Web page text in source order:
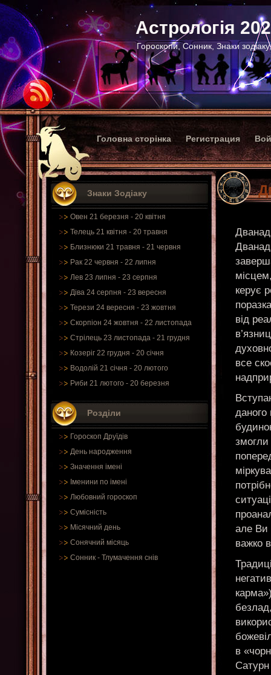
Астрологія
Гороскопи, Сонник, Знаки
Головна сторінка Регистрация
Знаки Зодіаку
Овен 21 березня - 20 квітня
Телець 21 квітня - 20 травня
Близнюки 21 травня - 21 червня
Рак 22 червня - 22 липня
Лев 23 липня - 23 серпня
Діва 24 серпня - 23 вересня
Терези 24 вересня - 23 жовтня
Скорпіон 24 жовтня - 22 листопада
Стрілець 23 листопада - 21 грудня
Козеріг 22 грудня - 20 січня
Водолій 21 січня - 20 лютого
Риби 21 лютого - 20 березня
Розділи
Гороскоп Друїдів
День народження
Значення імені
Іменини по імені
Любовний гороскоп
Сумісність
Місячний день
Сонячний місяць
Сонник - Тлумачення снів
керує
від
все
даного
змогли
але Ви
важко
в